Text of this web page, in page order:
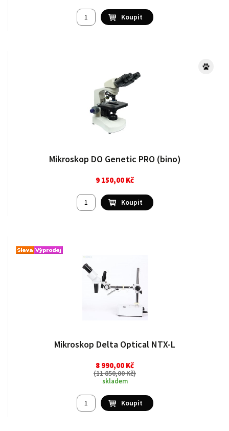
Mikroskop DO Genetic PRO (bino)
9 150,00 Kč
Mikroskop Delta Optical NTX-L
8 990,00 Kč
(11 850,00 Kč)
skladem